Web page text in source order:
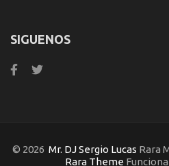
SIGUENOS
© 2026 Mr. DJ Sergio Lucas Rara
Rara Theme